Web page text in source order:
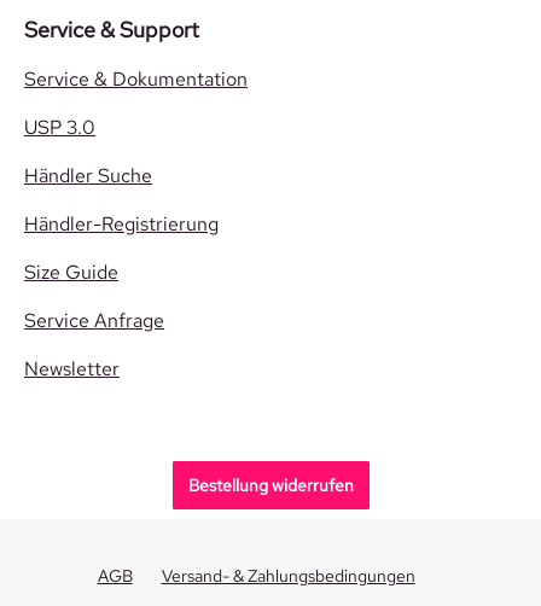
Service & Support
Service & Dokumentation
USP 3.0
Händler Suche
Händler-Registrierung
Size Guide
Service Anfrage
Newsletter
Bestellung widerrufen
AGB
Versand- & Zahlungsbedingungen